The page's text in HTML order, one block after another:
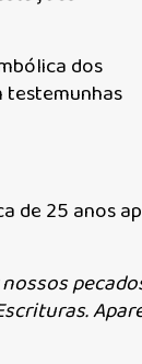
dos
testemunhas
de 25 anos